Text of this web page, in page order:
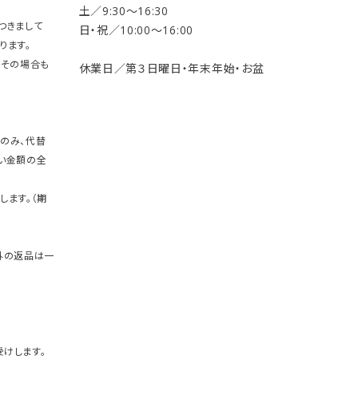
きまして
す。
の場合も
み、代替
金額の全
す。（期
の返品は一
します。
土／9:30〜16:30
日・祝／10:00〜16:00
休業日／第３日曜日・年末年始・お盆